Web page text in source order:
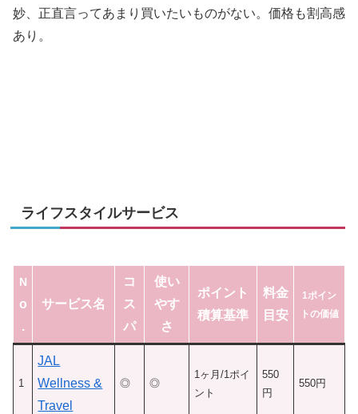
妙、正直言ってあまり買いたいものがない。価格も割高感
あり。
ライフスタイルサービス
N
o
.
サービス名
コ
ス
パ
使い
やす
さ
ポイント
積算基準
料金
目安
1ポイン
トの価値
1
JAL
Wellness &
Travel
◎ ◎
1ヶ月/1ポイ
ント
550
円
550円